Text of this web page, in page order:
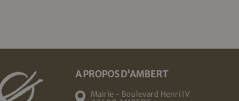
A PROPOS D'AMBERT
Mairie - Boulevard Henri IV